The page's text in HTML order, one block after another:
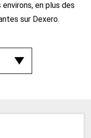
en plus des
sur Dexero.